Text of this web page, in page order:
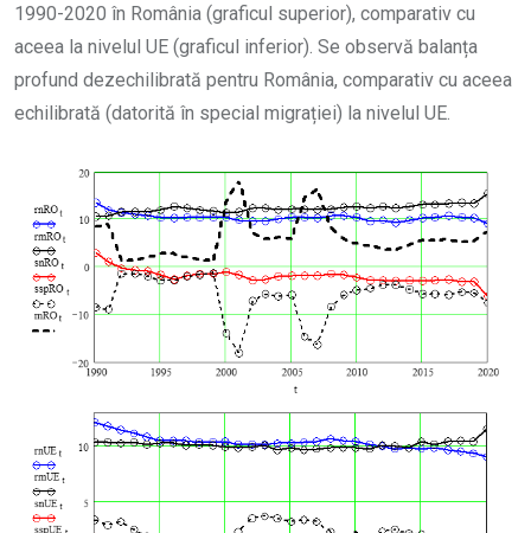
1990-2020 în România (graficul superior), comparativ cu
aceea la nivelul UE (graficul inferior). Se observă balanța
profund dezechilibrată pentru România, comparativ cu aceea
echilibrată (datorită în special migrației) la nivelul UE.